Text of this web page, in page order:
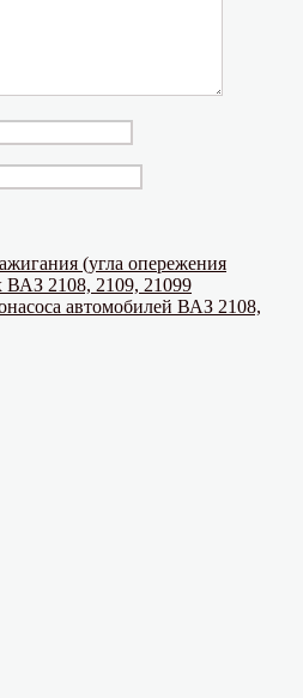
(угла опережения
ВАЗ 2108, 2109, 21099
автомобилей ВАЗ 2108,